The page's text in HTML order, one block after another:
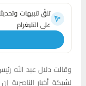
تلقَّ تنبيهات
على التليغرام
وقالت دلال عبد الله
لشبكة أخبار الناصرية